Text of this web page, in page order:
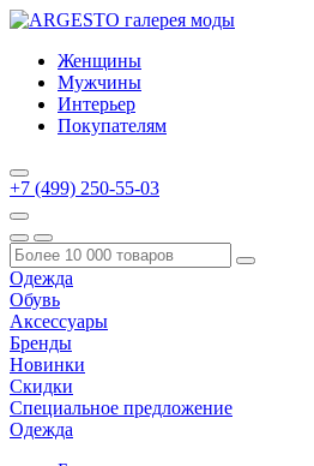
Женщины
Мужчины
Интерьер
Покупателям
+7 (499) 250-55-03
Одежда
Обувь
Аксессуары
Бренды
Новинки
Скидки
Специальное предложение
Одежда